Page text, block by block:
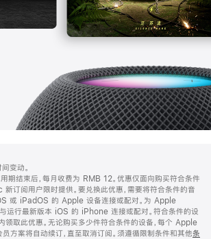
变动。
期结束后，每月收费为 RMB 12。优惠仅面向购买符合条件
订阅用户限时提供。要兑换此优惠，需要将符合条件的音
或 iPadOS 的 Apple 设备连接或配对。为 Apple
运行最新版本 iOS 的 iPhone 连接或配对。符合条件的设
领取此优惠。无论购买多少件符合条件的设备，每个 Apple
方案将自动续订，直至取消订阅。须遵循限制条件和其他条